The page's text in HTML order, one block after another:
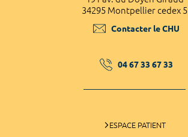
34295 Montpellier cedex 5
Contacter le CHU
04 67 33 67 33
ESPACE PATIENT